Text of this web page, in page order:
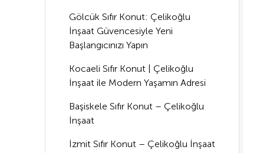
Gölcük Sıfır Konut: Çelikoğlu
İnşaat Güvencesiyle Yeni
Başlangıcınızı Yapın
Kocaeli Sıfır Konut | Çelikoğlu
İnşaat ile Modern Yaşamın Adresi
Başiskele Sıfır Konut – Çelikoğlu
İnşaat
İzmit Sıfır Konut – Çelikoğlu İnşaat